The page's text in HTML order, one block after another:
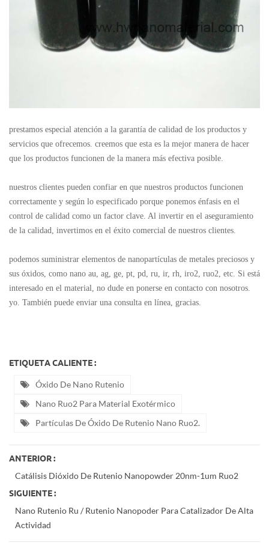
prestamos especial atención a la garantía de calidad de los productos y
servicios que ofrecemos. creemos que esta es la mejor manera de hacer
que los productos funcionen de la manera más efectiva posible.
nuestros clientes pueden confiar en que nuestros productos funcionen
correctamente y según lo especificado porque ponemos énfasis en el
control de calidad como un factor clave. Al invertir en el aseguramiento
de la calidad, invertimos en el éxito comercial de nuestros clientes.
podemos suministrar elementos de nanopartículas de metales preciosos y
sus óxidos, como nano au, ag, ge, pt, pd, ru, ir, rh, iro2, ruo2, etc. Si está
interesado en el material, no dude en ponerse en contacto con nosotros.
yo. También puede enviar una consulta en línea, gracias.
ETIQUETA CALIENTE :
Óxido De Nano Rutenio
Nano Ruo2 Para Material Exotérmico
Partículas De Óxido De Rutenio Nano Ruo2.
ANTERIOR :
Catálisis Dióxido De Rutenio Nanopowder 20nm-1um Ruo2
SIGUIENTE :
Nano Rutenio Ru / Rutenio Nanopoder Para Catalizador De Alta
Actividad